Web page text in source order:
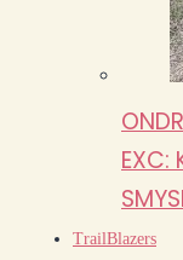
EXC:
TrailBlazers